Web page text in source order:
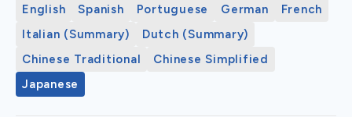
English Spanish Portuguese German
French
Italian (Summary)
Dutch (Summary)
Chinese Traditional
Chinese Simplified
Japanese